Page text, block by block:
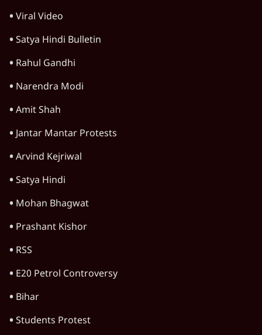
Viral Video
Satya Hindi Bulletin
Rahul Gandhi
Narendra Modi
Amit Shah
Jantar Mantar Protests
Arvind Kejriwal
Satya Hindi
Mohan Bhagwat
Prashant Kishor
RSS
E20 Petrol Controversy
Bihar
Students Protest